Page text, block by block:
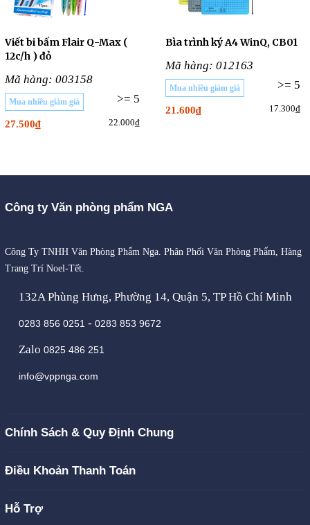
Viết bi bấm Flair Q-Max (
12c/h ) đỏ
Mã hàng: 003158
>= 5
Mua nhiều giảm giá
27.500₫ 22.000₫
Bìa trình ký A4 WinQ, CB01
Mã hàng: 012163
>= 5
Mua nhiều giảm giá
21.600₫ 17.300₫
Công ty Văn phòng phẩm NGA
Công Ty TNHH Văn Phòng Phẩm Nga. Phân Phối Văn Phòng Phẩm, Hàng
Trang Trí Noel-Tết.
132A Phùng Hưng, Phường 14, Quận 5, TP Hồ Chí Minh
0283 856 0251 - 0283 853 9672
Zalo 0825 486 251
info@vppnga.com
Chính Sách & Quy Định Chung
Điều Khoản Thanh Toán
Hỗ Trợ